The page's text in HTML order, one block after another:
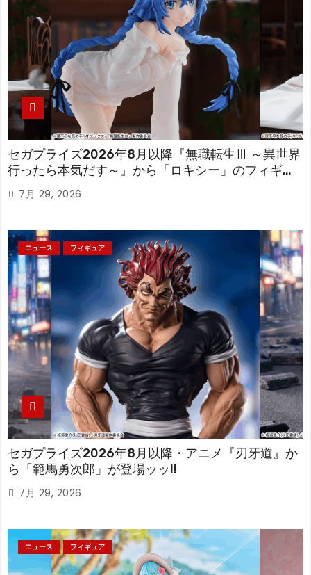
セガプライズ2026年8月以降『無職転生Ⅲ ～異世界
行ったら本気だす～』から「ロキシー」のフィギュ
アが登場！
7月 29, 2026
ニュース フィギュア
セガプライズ2026年8月以降・アニメ『刃牙道』か
ら「範馬勇次郎」が登場ッッ!!
7月 29, 2026
ニュース フィギュア